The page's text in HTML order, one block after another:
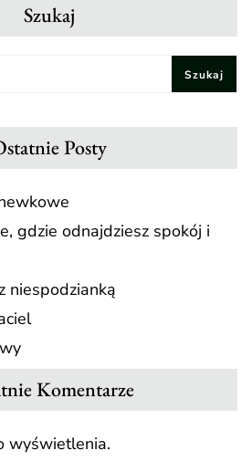
Szukaj
Szukaj
Posty
gdzie odnajdziesz spokój i
niespodzianką
Komentarze
wyświetlenia.